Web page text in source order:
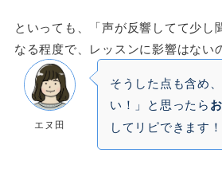
といっても、「声が反響してて少し
なる程度で、レッスンに影響はな
エヌ田
そうした点も含め
い！」と思ったら
してリピできます！